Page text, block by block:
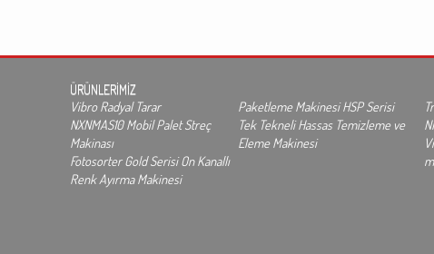
ÜRÜNLERİMİZ
Vibro Radyal Tarar
Paketleme Makinesi HSP Serisi
NXNMAS10 Mobil Palet Streç
Makinası
Tek Tekneli Hassas Temizleme ve
Eleme Makinesi
Fotosorter Gold Serisi On Kanallı
Renk Ayırma Makinesi